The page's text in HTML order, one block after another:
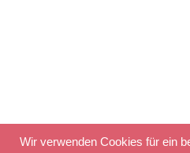
Wir verwenden Cookies für ein